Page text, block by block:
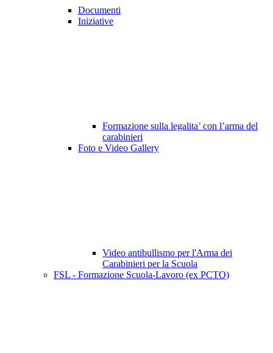
Documenti
Iniziative
Formazione sulla legalita’ con l’arma del
carabinieri
Foto e Video Gallery
Video antibullismo per l'Arma dei
Carabinieri per la Scuola
FSL - Formazione Scuola-Lavoro (ex PCTO)